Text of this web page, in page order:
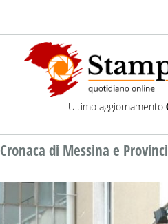
Ultimo aggiornamento
Cronaca di Messina e